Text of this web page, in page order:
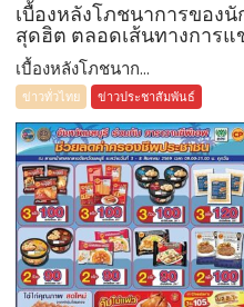
เบื้องหลังโภชนาการของนั
สุดฮิต ตลอดเส้นทางการแ
เบื้องหลังโภชนาก...
ข่าวทั่วไทย ข่าวประชาสัมพันธ์